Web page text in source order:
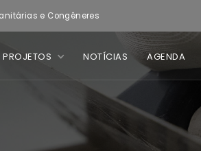
e Congêneres
PROJETOS NOTÍCIAS AGENDA